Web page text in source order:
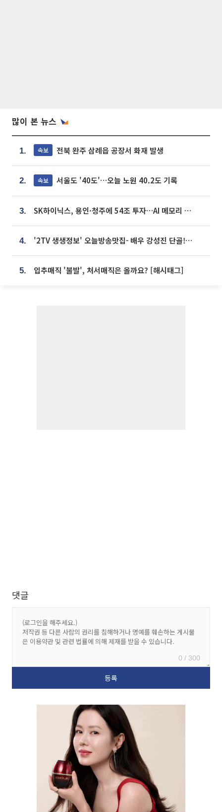
많이 본 뉴스
1. 속보 전북 완주 삼례읍 공장서 화재 발생
2. 속보 서울도 '40도'…오늘 노원 40.2도 기록
3. SK하이닉스, 용인·청주에 54조 투자…AI 메모리 생산기지 키운다
4. '2TV 생생정보' 오늘방송맛집- 배우 강성진 단골! 쌀국수ㆍ푸팟퐁 커리 맛집 '블○○○'
5. 입추매직 '불발', 처서매직은 올까요? [해시태그]
댓글
0 / 300